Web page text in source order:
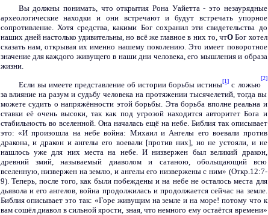
Вы должны понимать, что открытия Рона Уайетта - это незаурядные
археологические находки и они встречают и будут встречать упорное
сопротивление. Хотя средства, какими Бог сохранил эти свидетельства до
наших дней настолько удивительны, но всё же главное в них то, чтО Бог хотел
сказать нам, открывая их именно нашему поколению. Это имеет поворотное
значение для каждого живущего в наши дни человека, его мышления и образа
жизни.
Если вы имеете представление об истории борьбы истины[1] с ложью
[2]
за влияние на разум и судьбу человека на протяжении тысячелетий, тогда вы
можете судить о напряжённости этой борьбы. Эта борьба вполне реальна и
ставки её очень высоки, так как под угрозой находится авторитет Бога и
стабильность во вселенной. Она началась ещё на небе. Библия так описывает
это: «И произошла на небе война: Михаил и Ангелы его воевали против
дракона, и дракон и ангелы его воевали [против них], но не устояли, и не
нашлось уже для них места на небе. И низвержен был великий дракон,
древний змий, называемый диаволом и сатаною, обольщающий всю
вселенную, низвержен на землю, и ангелы его низвержены с ним» (Откр.12:7-
9). Теперь, после того, как были побеждены и на небе не осталось места для
дьявола и его ангелов, война продолжилась и продолжается сейчас на земле.
Библия описывает это так: «Горе живущим на земле и на море! потому что к
вам сошёл диавол в сильной ярости, зная, что немного ему остаётся времени»